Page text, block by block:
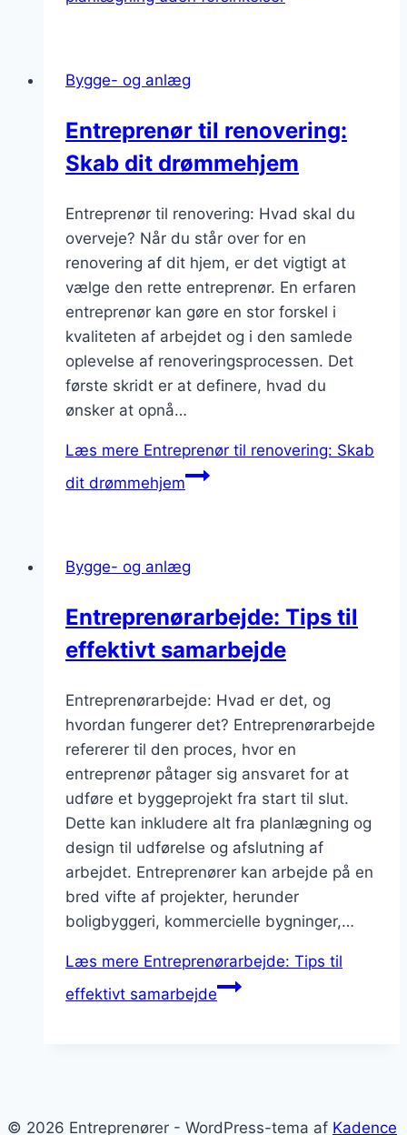
Bygge- og anlæg
Entreprenør til renovering:
Skab dit drømmehjem
Entreprenør til renovering: Hvad skal du
overveje? Når du står over for en
renovering af dit hjem, er det vigtigt at
vælge den rette entreprenør. En erfaren
entreprenør kan gøre en stor forskel i
kvaliteten af arbejdet og i den samlede
oplevelse af renoveringsprocessen. Det
første skridt er at definere, hvad du
ønsker at opnå…
Læs mere Entreprenør til renovering: Skab
dit drømmehjem
Bygge- og anlæg
Entreprenørarbejde: Tips til
effektivt samarbejde
Entreprenørarbejde: Hvad er det, og
hvordan fungerer det? Entreprenørarbejde
refererer til den proces, hvor en
entreprenør påtager sig ansvaret for at
udføre et byggeprojekt fra start til slut.
Dette kan inkludere alt fra planlægning og
design til udførelse og afslutning af
arbejdet. Entreprenører kan arbejde på en
bred vifte af projekter, herunder
boligbyggeri, kommercielle bygninger,…
Læs mere Entreprenørarbejde: Tips til
effektivt samarbejde
© 2026 Entreprenører - WordPress-tema af Kadence